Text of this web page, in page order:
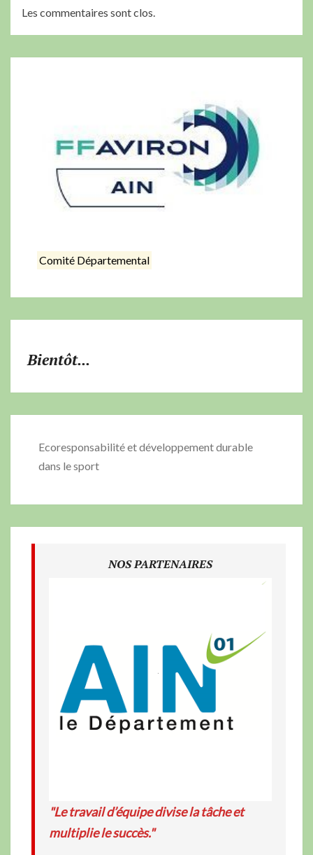
Les commentaires sont clos.
Comité Départemental
Bientôt...
Ecoresponsabilité et développement durable
dans le sport
NOS PARTENAIRES
"Le travail d’équipe divise la tâche et
multiplie le succès."